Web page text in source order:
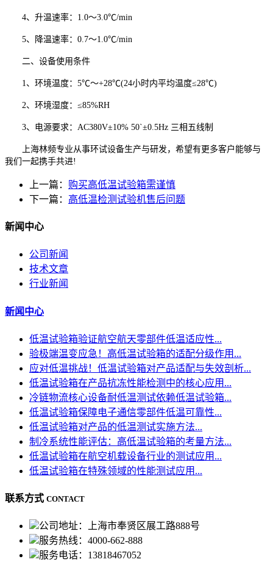
4、升温速率：1.0～3.0℃/min
5、降温速率：0.7～1.0℃/min
二、设备使用条件
1、环境温度：5℃～+28℃(24小时内平均温度≤28℃)
2、环境湿度：≤85%RH
3、电源要求：AC380V±10% 50`±0.5Hz 三相五线制
上海林频专业从事环试设备生产与研发，希望有更多客户能够与
我们一起携手共进!
上一篇： 购买高低温试验箱需谨慎
下一篇： 高低温检测试验机售后问题
新闻中心
公司新闻
技术文章
行业新闻
新闻中心
低温试验箱验证航空航天零部件低温适应性...
验极端温变应急！高低温试验箱的适配分级作用...
应对低温挑战！低温试验箱对产品适配与失效剖析...
低温试验箱在产品抗冻性能检测中的核心应用...
冷链物流核心设备耐低温测试依赖低温试验箱...
低温试验箱保障电子通信零部件低温可靠性...
低温试验箱对产品的低温测试实施方法...
制冷系统性能评估：高低温试验箱的考量方法...
低温试验箱在航空机载设备行业的测试应用...
低温试验箱在特殊领域的性能测试应用...
联系方式 CONTACT
公司地址：上海市奉贤区展工路888号
服务热线：4000-662-888
服务电话：13818467052